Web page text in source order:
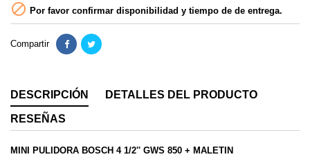
 Por favor confirmar disponibilidad y tiempo de de entrega.
Compartir
DESCRIPCIÓN DETALLES DEL PRODUCTO
RESEÑAS
MINI PULIDORA BOSCH 4 1/2'' GWS 850 + MALETIN